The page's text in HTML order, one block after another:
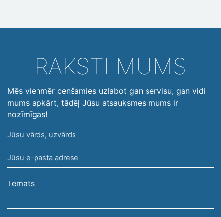
RAKSTI MUMS
Mēs vienmēr cenšamies uzlabot gan servisu, gan vidi
mums apkārt, tādēļ Jūsu atsauksmes mums ir
nozīmīgas!
Jūsu
vārds,
uzvārds
Jūsu
e-
pasta
Temats